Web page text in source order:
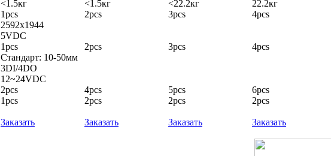
<1.5кг <1.5кг <22.2кг 22.2кг
1pcs 2pcs 3pcs 4pcs
2592x1944
5VDC
1pcs 2pcs 3pcs 4pcs
Стандарт: 10-50мм
3DI/4DO
12~24VDC
2pcs 4pcs 5pcs 6pcs
1pcs 2pcs 2pcs 2pcs
Заказать
Заказать Заказать Заказать